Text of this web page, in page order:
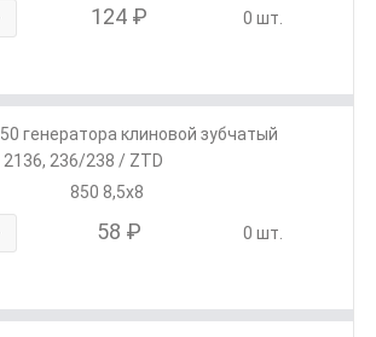
124 ₽ 0 шт.
генератора клиновой зубчатый
236/238 / ZTD
850 8,5х8
58 ₽ 0 шт.